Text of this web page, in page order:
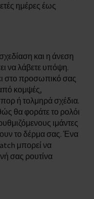
ημέρες έως
και η άνεση
να λάβετε υπόψη.
στο προσωπικό σας
κομψές,
ή τολμηρά σχέδια.
θα φοράτε το ρολόι
ιμάντες
το δέρμα σας. Ένα
μπορεί να
σας ρουτίνα